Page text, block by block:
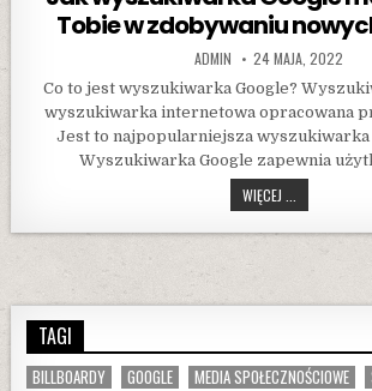
Tobie w zdobywaniu
AUTHOR:
ADMIN PUBLISHED
DATE:
24 MAJA, 2022
Co to jest wyszukiwarka Google?
wyszukiwarka internetowa opracowana
Jest to najpopularniejsza wyszukiwarka
Wyszukiwarka Google zapewnia
WIĘCEJ ...
GOOGLE
POMÓC
NOWYCH
KLIENTÓW
TAGI
BILLBOARDY GOOGLE MEDIA SPOŁECZNOŚCIOWE